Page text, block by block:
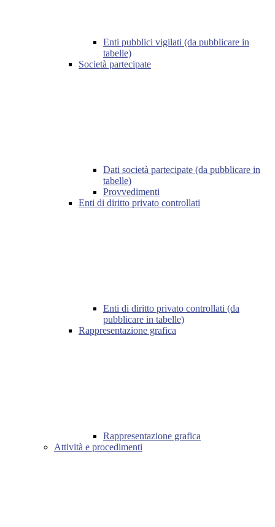
Enti pubblici vigilati (da pubblicare in
tabelle)
Società partecipate
Dati società partecipate (da pubblicare in
tabelle)
Provvedimenti
Enti di diritto privato controllati
Enti di diritto privato controllati (da
pubblicare in tabelle)
Rappresentazione grafica
Rappresentazione grafica
Attività e procedimenti